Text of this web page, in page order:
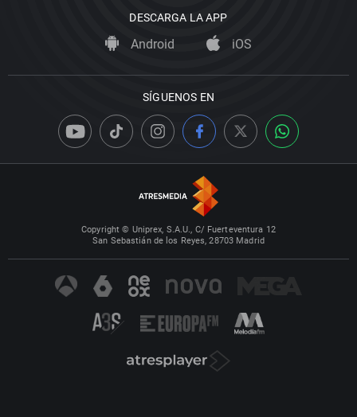
DESCARGA LA APP
Android iOS
SÍGUENOS EN
Copyright © Uniprex, S.A.U., C/ Fuerteventura 12
San Sebastián de los Reyes, 28703 Madrid